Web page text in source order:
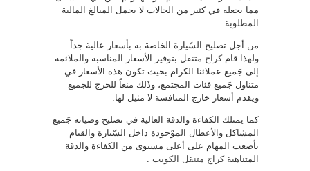
مما يجعله في كثير من الحالات لا يحمل المبالغ المالية
المطلوبة.
من أجل تصليح السّيارة الخاصة به بأسعار عالية جداً
ولهذا قامكراج متنقل بتوفير الأسعار المناسبة والملائمة
إلى جَميع عملائنا الكرام بحيث تكون هذه الأسعار في
متناول جَميع فئات المجتمع، وذَلك منعاً للحرج للجميع
ويقدم أسعار خارج المنافسة لا مثيل لها.
كما يمتلك الكفاءة والدقة العالية في تصليح وصيانه جَميع
المشاكل والأعطال الموْجودة داخل السّيارة والقيام
بأصعب المهام على أعلى مستوى من الكفاءة والدقة
المتناهيةكراج متنقل الكويت .